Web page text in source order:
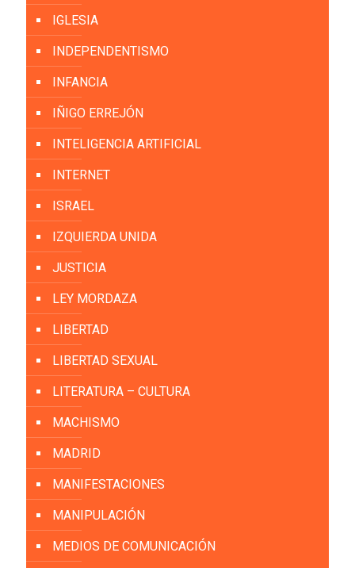
IGLESIA
INDEPENDENTISMO
INFANCIA
IÑIGO ERREJÓN
INTELIGENCIA ARTIFICIAL
INTERNET
ISRAEL
IZQUIERDA UNIDA
JUSTICIA
LEY MORDAZA
LIBERTAD
LIBERTAD SEXUAL
LITERATURA – CULTURA
MACHISMO
MADRID
MANIFESTACIONES
MANIPULACIÓN
MEDIOS DE COMUNICACIÓN